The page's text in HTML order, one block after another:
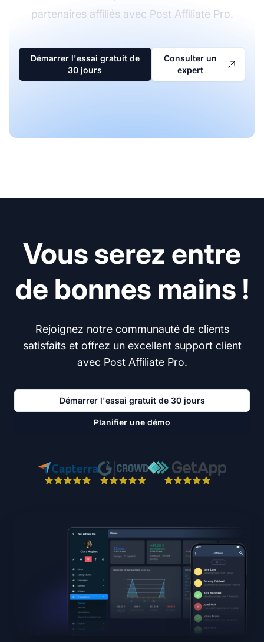
partenaires affiliés avec Post Affiliate Pro.
Démarrer l'essai gratuit de
30 jours
Consulter un
expert
Vous serez entre
de bonnes mains !
Rejoignez notre communauté de clients
satisfaits et offrez un excellent support client
avec Post Affiliate Pro.
Démarrer l'essai gratuit de 30 jours
Planifier une démo